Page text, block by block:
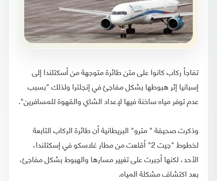
تفاجأ ركاب كانوا على متن طائرة متوجهة من أسكتلندا إلى
إسبانيا إثر هبوطها بشكل مفاجئ في إنجلترا ولذلك "بسبب
عدم توفر مياه ساخنة فيها لإعداد الشاي والقهوة للمسافرين".
وذكرت صحيفة " مترو" البريطانية أن طائرة الركاب التابعة
لخطوط "جيت 2" أقلعت من مطار غلاسكو في إسكتلندا،
الأحد، لكنها أجبرت على تغيير مسارها والهبوط بشكل مفاجئ،
بعد اكتشاف مشكلة المياه.